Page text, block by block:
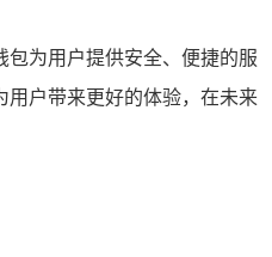
包为用户提供安全、便捷的服
用户带来更好的体验，在未来